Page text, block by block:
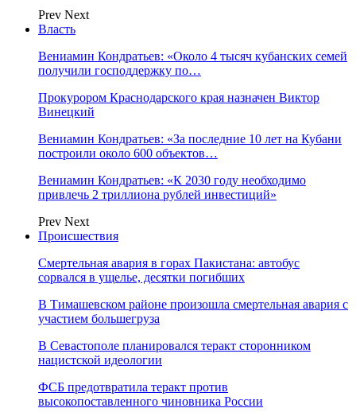
Prev Next
Власть
Вениамин Кондратьев: «Около 4 тысяч кубанских семей
получили господдержку по…
Прокурором Краснодарского края назначен Виктор
Винецкий
Вениамин Кондратьев: «За последние 10 лет на Кубани
построили около 600 объектов…
Вениамин Кондратьев: «К 2030 году необходимо
привлечь 2 триллиона рублей инвестиций»
Prev Next
Происшествия
Смертельная авария в горах Пакистана: автобус
сорвался в ущелье, десятки погибших
В Тимашевском районе произошла смертельная авария с
участием большегруза
В Севастополе планировался теракт сторонником
нацистской идеологии
ФСБ предотвратила теракт против
высокопоставленного чиновника России